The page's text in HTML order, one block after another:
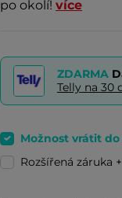
po okolí! více
ZDARMA
Telly na 30
Možnost vrátit
Rozšířená záruka